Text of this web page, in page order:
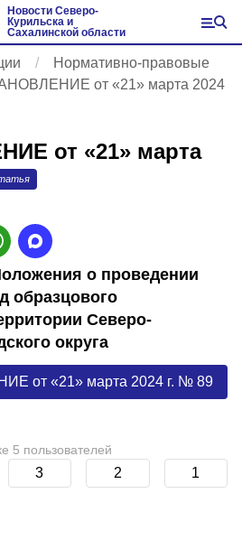
Новости Северо-
Курильска и
Сахалинской области
Нормативно-правовые
от «21» марта 2024
от «21» марта
о проведении
образцового
Северо-
округа
от «21» марта 2024 г. № 89
5 пользователей
3 2 1